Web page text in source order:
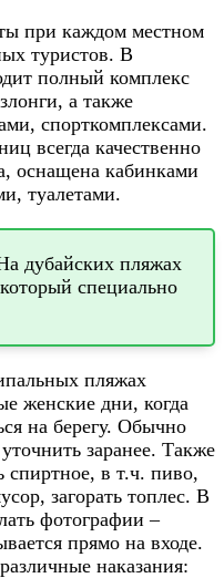
при каждом местном
туристов. В
полный комплекс
а также
спорткомплексами.
всегда качественно
оснащена кабинками
туалетами.
дубайских пляжах
специально
пляжах
женские дни, когда
на берегу. Обычно
заранее. Также
спиртное, в т.ч. пиво,
загорать топлес. В
фотографии –
прямо на входе.
наказания: